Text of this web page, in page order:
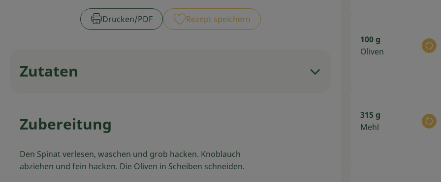
Drucken​/​PDF Rezept speichern
Zutaten
Zubereitung
Den Spinat verlesen, waschen und grob hacken. Knoblauch
abziehen und fein hacken. Die Oliven in Scheiben schneiden.
100 g
Oliven
315 g
Mehl